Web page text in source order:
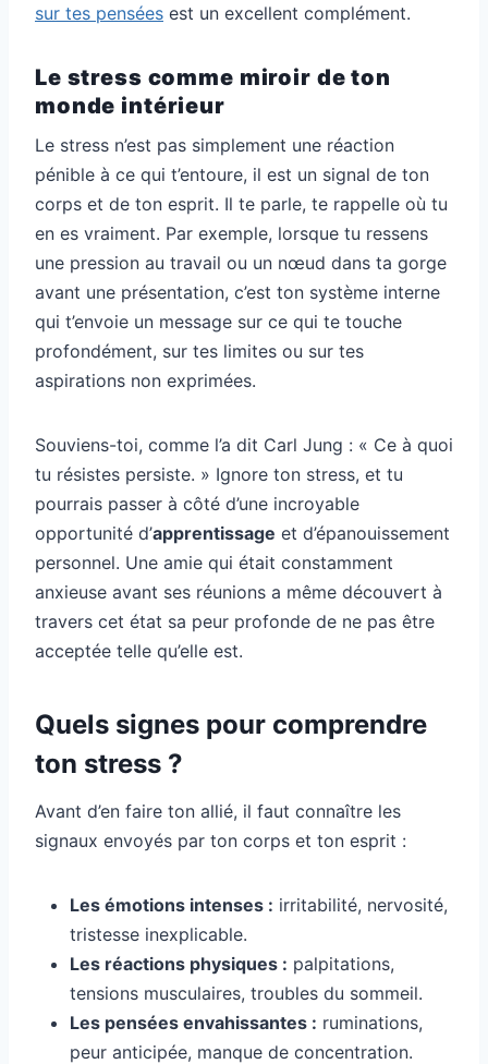
sur tes pensées est un excellent complément.
Le stress comme miroir de ton
monde intérieur
Le stress n’est pas simplement une réaction
pénible à ce qui t’entoure, il est un signal de ton
corps et de ton esprit. Il te parle, te rappelle où tu
en es vraiment. Par exemple, lorsque tu ressens
une pression au travail ou un nœud dans ta gorge
avant une présentation, c’est ton système interne
qui t’envoie un message sur ce qui te touche
profondément, sur tes limites ou sur tes
aspirations non exprimées.
Souviens-toi, comme l’a dit Carl Jung : « Ce à quoi
tu résistes persiste. » Ignore ton stress, et tu
pourrais passer à côté d’une incroyable
opportunité d’apprentissage et d’épanouissement
personnel. Une amie qui était constamment
anxieuse avant ses réunions a même découvert à
travers cet état sa peur profonde de ne pas être
acceptée telle qu’elle est.
Quels signes pour comprendre
ton stress ?
Avant d’en faire ton allié, il faut connaître les
signaux envoyés par ton corps et ton esprit :
Les émotions intenses : irritabilité, nervosité,
tristesse inexplicable.
Les réactions physiques : palpitations,
tensions musculaires, troubles du sommeil.
Les pensées envahissantes : ruminations,
peur anticipée, manque de concentration.